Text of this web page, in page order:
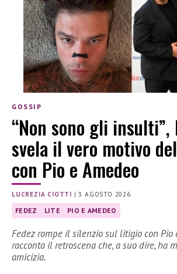
GOSSIP
“Non sono gli insulti”,
svela il vero motivo
con Pio e Amedeo
LUCREZIA CIOTTI |3 AGOSTO 2026
FEDEZ LITE PIO E AMEDEO
Fedez rompe il silenzio sul litigio con Pio
racconta il retroscena che, a suo dire, ha
amicizia.